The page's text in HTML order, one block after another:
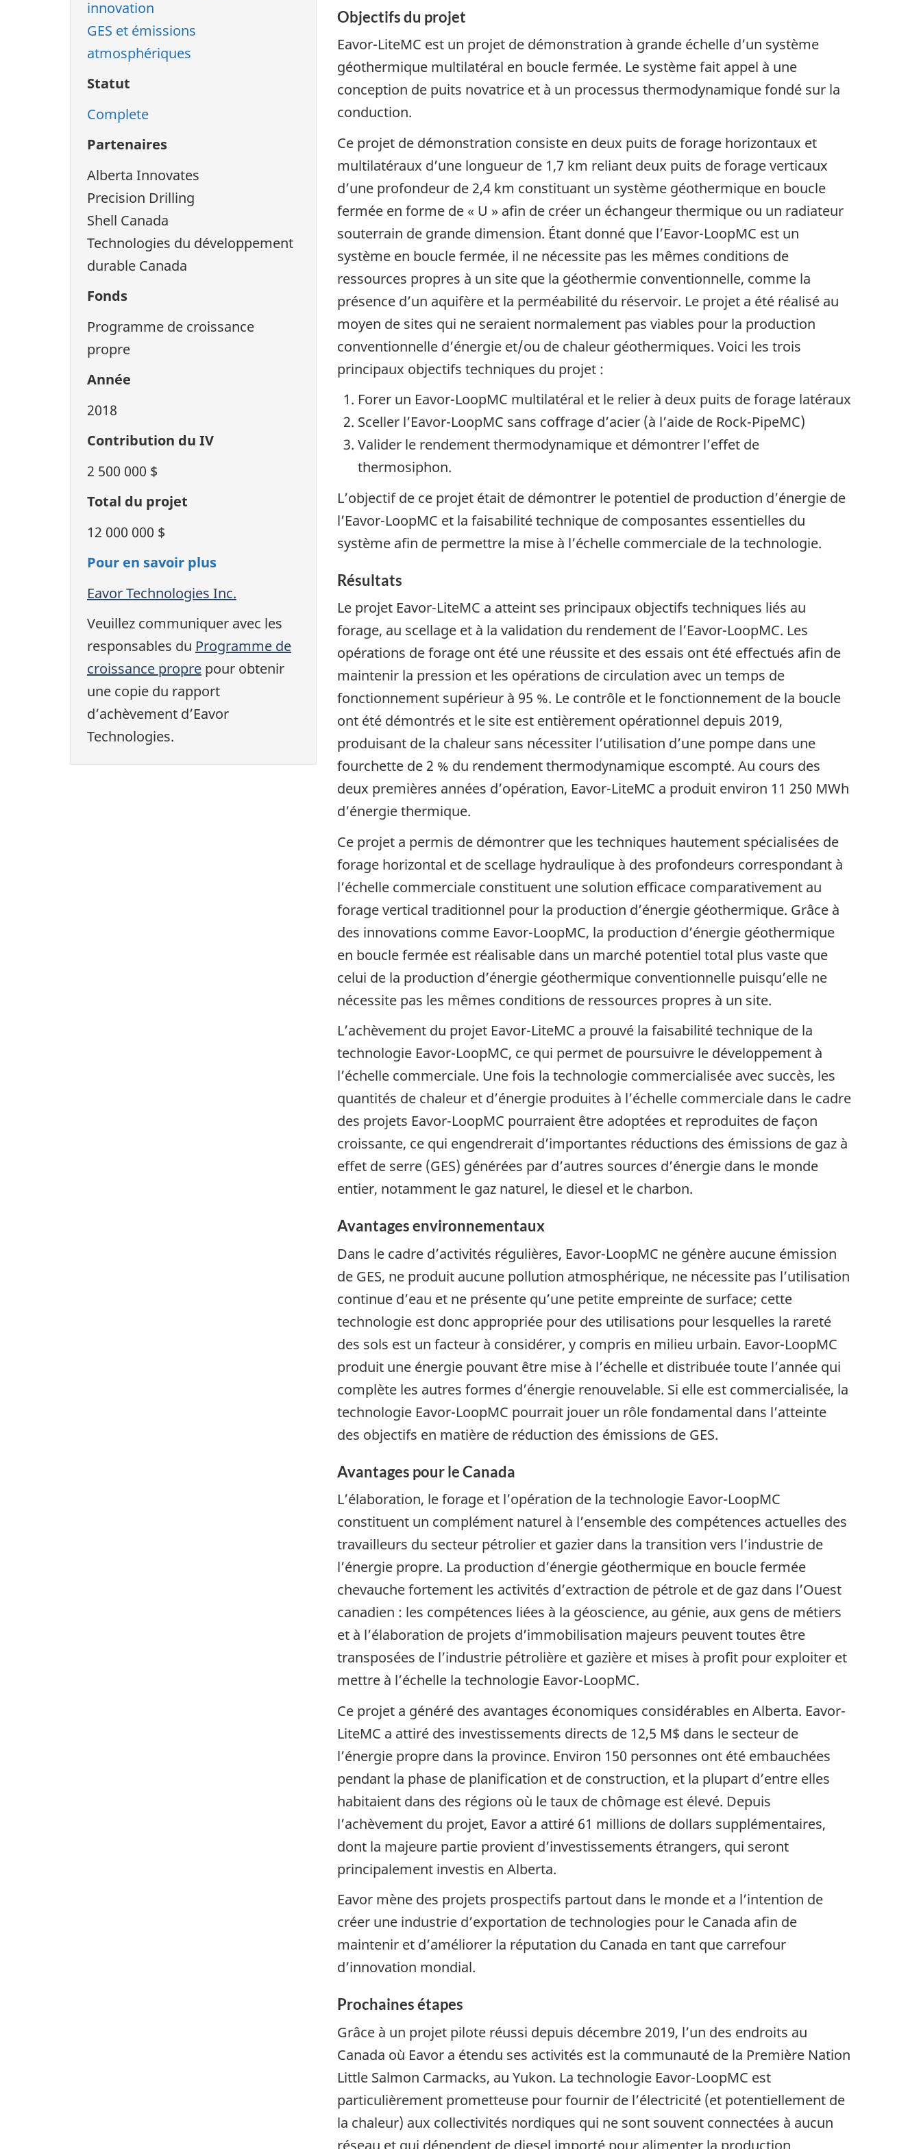
innovation
GES et émissions
atmosphériques
Statut
Complete
Partenaires
Alberta Innovates
Precision Drilling
Shell Canada
Technologies du développement
durable Canada
Fonds
Programme de croissance
propre
Année
2018
Contribution du IV
2 500 000 $
Total du projet
12 000 000 $
Pour en savoir plus
Eavor Technologies Inc.
Veuillez communiquer avec les
responsables du Programme de
croissance propre pour obtenir
une copie du rapport
d’achèvement d’Eavor
Technologies.
Objectifs du projet
Eavor-LiteMC est un projet de démonstration à grande échelle d’un système
géothermique multilatéral en boucle fermée. Le système fait appel à une
conception de puits novatrice et à un processus thermodynamique fondé sur la
conduction.
Ce projet de démonstration consiste en deux puits de forage horizontaux et
multilatéraux d’une longueur de 1,7 km reliant deux puits de forage verticaux
d’une profondeur de 2,4 km constituant un système géothermique en boucle
fermée en forme de « U » afin de créer un échangeur thermique ou un radiateur
souterrain de grande dimension. Étant donné que l’Eavor-LoopMC est un
système en boucle fermée, il ne nécessite pas les mêmes conditions de
ressources propres à un site que la géothermie conventionnelle, comme la
présence d’un aquifère et la perméabilité du réservoir. Le projet a été réalisé au
moyen de sites qui ne seraient normalement pas viables pour la production
conventionnelle d’énergie et/ou de chaleur géothermiques. Voici les trois
principaux objectifs techniques du projet :
Forer un Eavor-LoopMC multilatéral et le relier à deux puits de forage latéraux
Sceller l’Eavor-LoopMC sans coffrage d’acier (à l’aide de Rock-PipeMC)
Valider le rendement thermodynamique et démontrer l’effet de
thermosiphon.
L’objectif de ce projet était de démontrer le potentiel de production d’énergie de
l’Eavor-LoopMC et la faisabilité technique de composantes essentielles du
système afin de permettre la mise à l’échelle commerciale de la technologie.
Résultats
Le projet Eavor-LiteMC a atteint ses principaux objectifs techniques liés au
forage, au scellage et à la validation du rendement de l’Eavor-LoopMC. Les
opérations de forage ont été une réussite et des essais ont été effectués afin de
maintenir la pression et les opérations de circulation avec un temps de
fonctionnement supérieur à 95 %. Le contrôle et le fonctionnement de la boucle
ont été démontrés et le site est entièrement opérationnel depuis 2019,
produisant de la chaleur sans nécessiter l’utilisation d’une pompe dans une
fourchette de 2 % du rendement thermodynamique escompté. Au cours des
deux premières années d’opération, Eavor-LiteMC a produit environ 11 250 MWh
d’énergie thermique.
Ce projet a permis de démontrer que les techniques hautement spécialisées de
forage horizontal et de scellage hydraulique à des profondeurs correspondant à
l’échelle commerciale constituent une solution efficace comparativement au
forage vertical traditionnel pour la production d’énergie géothermique. Grâce à
des innovations comme Eavor-LoopMC, la production d’énergie géothermique
en boucle fermée est réalisable dans un marché potentiel total plus vaste que
celui de la production d’énergie géothermique conventionnelle puisqu’elle ne
nécessite pas les mêmes conditions de ressources propres à un site.
L’achèvement du projet Eavor-LiteMC a prouvé la faisabilité technique de la
technologie Eavor-LoopMC, ce qui permet de poursuivre le développement à
l’échelle commerciale. Une fois la technologie commercialisée avec succès, les
quantités de chaleur et d’énergie produites à l’échelle commerciale dans le cadre
des projets Eavor-LoopMC pourraient être adoptées et reproduites de façon
croissante, ce qui engendrerait d’importantes réductions des émissions de gaz à
effet de serre (GES) générées par d’autres sources d’énergie dans le monde
entier, notamment le gaz naturel, le diesel et le charbon.
Avantages environnementaux
Dans le cadre d’activités régulières, Eavor-LoopMC ne génère aucune émission
de GES, ne produit aucune pollution atmosphérique, ne nécessite pas l’utilisation
continue d’eau et ne présente qu’une petite empreinte de surface; cette
technologie est donc appropriée pour des utilisations pour lesquelles la rareté
des sols est un facteur à considérer, y compris en milieu urbain. Eavor-LoopMC
produit une énergie pouvant être mise à l’échelle et distribuée toute l’année qui
complète les autres formes d’énergie renouvelable. Si elle est commercialisée, la
technologie Eavor-LoopMC pourrait jouer un rôle fondamental dans l’atteinte
des objectifs en matière de réduction des émissions de GES.
Avantages pour le Canada
L’élaboration, le forage et l’opération de la technologie Eavor-LoopMC
constituent un complément naturel à l’ensemble des compétences actuelles des
travailleurs du secteur pétrolier et gazier dans la transition vers l’industrie de
l’énergie propre. La production d’énergie géothermique en boucle fermée
chevauche fortement les activités d’extraction de pétrole et de gaz dans l’Ouest
canadien : les compétences liées à la géoscience, au génie, aux gens de métiers
et à l’élaboration de projets d’immobilisation majeurs peuvent toutes être
transposées de l’industrie pétrolière et gazière et mises à profit pour exploiter et
mettre à l’échelle la technologie Eavor-LoopMC.
Ce projet a généré des avantages économiques considérables en Alberta. Eavor-
LiteMC a attiré des investissements directs de 12,5 M$ dans le secteur de
l’énergie propre dans la province. Environ 150 personnes ont été embauchées
pendant la phase de planification et de construction, et la plupart d’entre elles
habitaient dans des régions où le taux de chômage est élevé. Depuis
l’achèvement du projet, Eavor a attiré 61 millions de dollars supplémentaires,
dont la majeure partie provient d’investissements étrangers, qui seront
principalement investis en Alberta.
Eavor mène des projets prospectifs partout dans le monde et a l’intention de
créer une industrie d’exportation de technologies pour le Canada afin de
maintenir et d’améliorer la réputation du Canada en tant que carrefour
d’innovation mondial.
Prochaines étapes
Grâce à un projet pilote réussi depuis décembre 2019, l’un des endroits au
Canada où Eavor a étendu ses activités est la communauté de la Première Nation
Little Salmon Carmacks, au Yukon. La technologie Eavor-LoopMC est
particulièrement prometteuse pour fournir de l’électricité (et potentiellement de
la chaleur) aux collectivités nordiques qui ne sont souvent connectées à aucun
réseau et qui dépendent de diesel importé pour alimenter la production